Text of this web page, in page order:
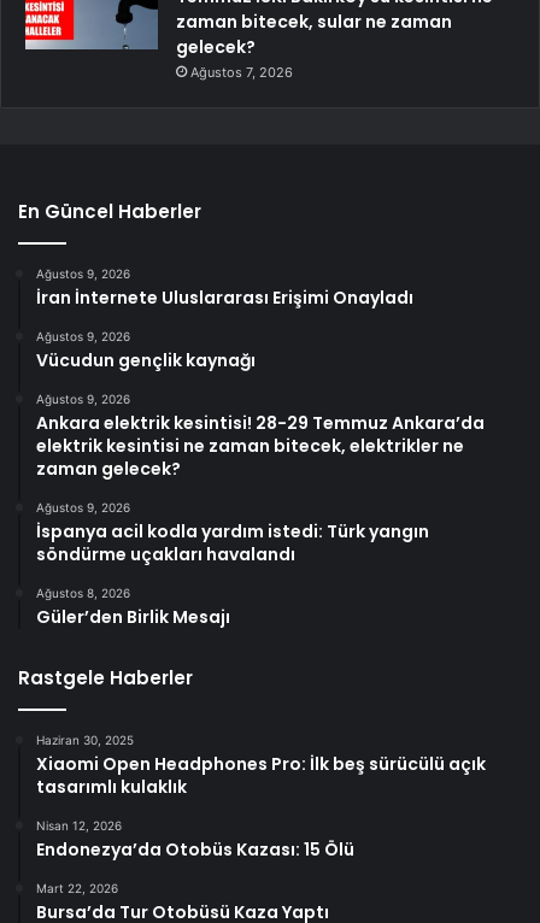
zaman bitecek, sular ne zaman
gelecek?
Ağustos 7, 2026
En Güncel Haberler
Ağustos 9, 2026
İran İnternete Uluslararası Erişimi Onayladı
Ağustos 9, 2026
Vücudun gençlik kaynağı
Ağustos 9, 2026
Ankara elektrik kesintisi! 28-29 Temmuz Ankara’da
elektrik kesintisi ne zaman bitecek, elektrikler ne
zaman gelecek?
Ağustos 9, 2026
İspanya acil kodla yardım istedi: Türk yangın
söndürme uçakları havalandı
Ağustos 8, 2026
Güler’den Birlik Mesajı
Rastgele Haberler
Haziran 30, 2025
Xiaomi Open Headphones Pro: İlk beş sürücülü açık
tasarımlı kulaklık
Nisan 12, 2026
Endonezya’da Otobüs Kazası: 15 Ölü
Mart 22, 2026
Bursa’da Tur Otobüsü Kaza Yaptı